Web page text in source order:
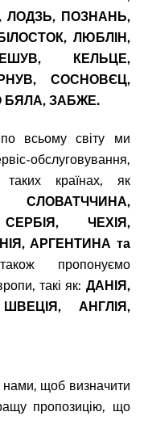
ЛОДЗЬ, ПОЗНАНЬ,
ЛЮБЛІН,
КЕЛЬЦЕ,
СОСНОВЄЦ,
БЯЛА, ЗАБЖЕ.
всьому світу ми
обслуговування,
країнах, як
ЧЕХІЯ,
АРГЕНТИНА та
пропонуємо
такі як: ДАНІЯ,
АНГЛІЯ,
нами, щоб визначити
пропозицію, що